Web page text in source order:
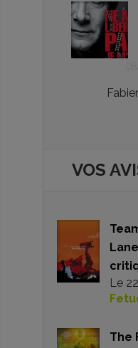
VOS
Le
The